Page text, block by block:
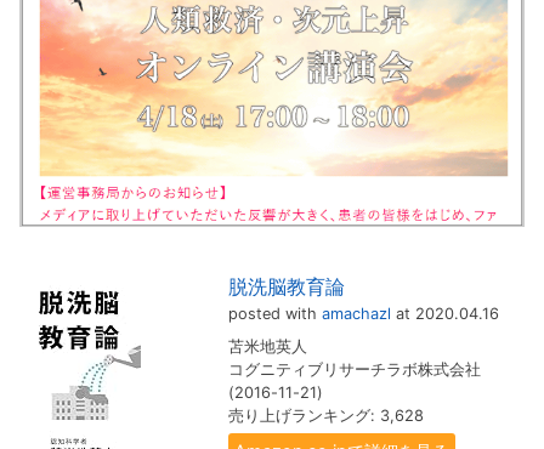
脱洗脳教育論
posted with amachazl at 2020.04.16
苫米地英人
コグニティブリサーチラボ株式会社
(2016-11-21)
売り上げランキング: 3,628